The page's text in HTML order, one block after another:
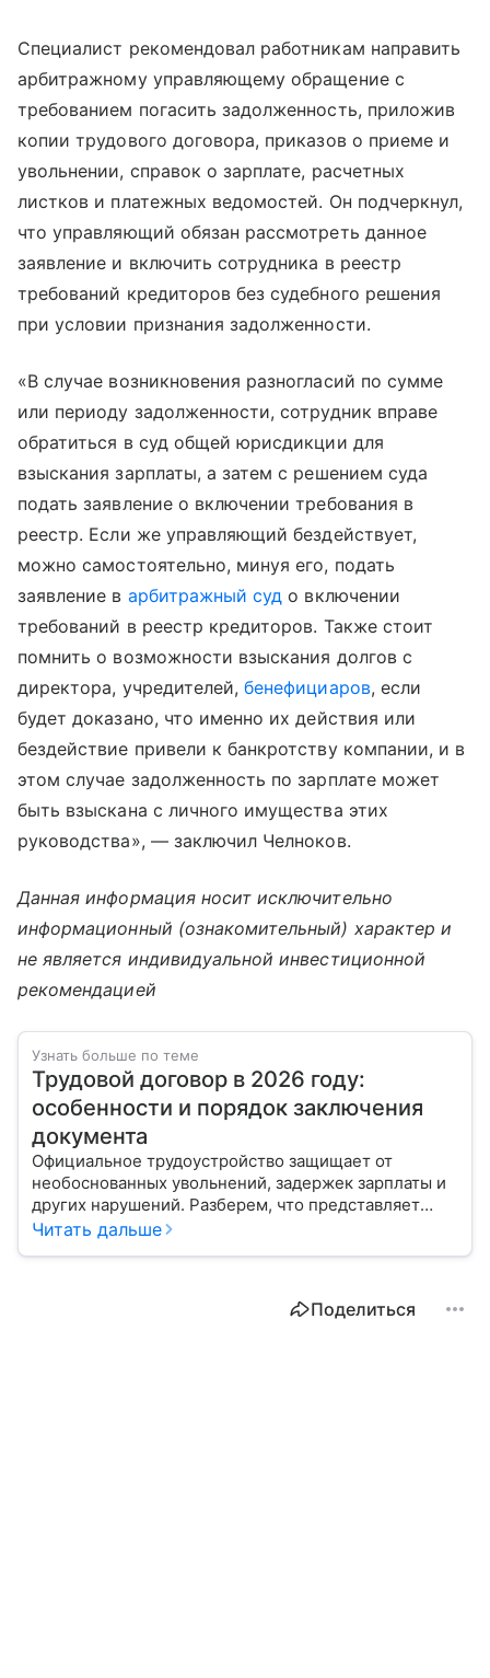
Специалист рекомендовал работникам направить
арбитражному управляющему обращение с
требованием погасить задолженность, приложив
копии трудового договора, приказов о приеме и
увольнении, справок о зарплате, расчетных
листков и платежных ведомостей. Он подчеркнул,
что управляющий обязан рассмотреть данное
заявление и включить сотрудника в реестр
требований кредиторов без судебного решения
при условии признания задолженности.
«В случае возникновения разногласий по сумме
или периоду задолженности, сотрудник вправе
обратиться в суд общей юрисдикции для
взыскания зарплаты, а затем с решением суда
подать заявление о включении требования в
реестр. Если же управляющий бездействует,
можно самостоятельно, минуя его, подать
заявление в арбитражный суд о включении
требований в реестр кредиторов. Также стоит
помнить о возможности взыскания долгов с
директора, учредителей,бенефициаров, если
будет доказано, что именно их действия или
бездействие привели к банкротству компании, и в
этом случае задолженность по зарплате может
быть взыскана с личного имущества этих
руководства», — заключил Челноков.
Данная информация носит исключительно
информационный (ознакомительный) характер и
не является индивидуальной инвестиционной
рекомендацией
Узнать больше по теме
Трудовой договор в 2026 году:
особенности и порядок заключения
документа
Официальное трудоустройство защищает от
необоснованных увольнений, задержек зарплаты и
других нарушений. Разберем, что представляет
собой трудовой договор в 2026 году.
Читать дальше
Поделиться